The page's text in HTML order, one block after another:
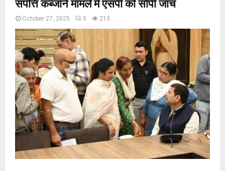
संपत्ति कब्जाने मामले में एसपी को सौंपी जांच
October 27, 2025 0 213